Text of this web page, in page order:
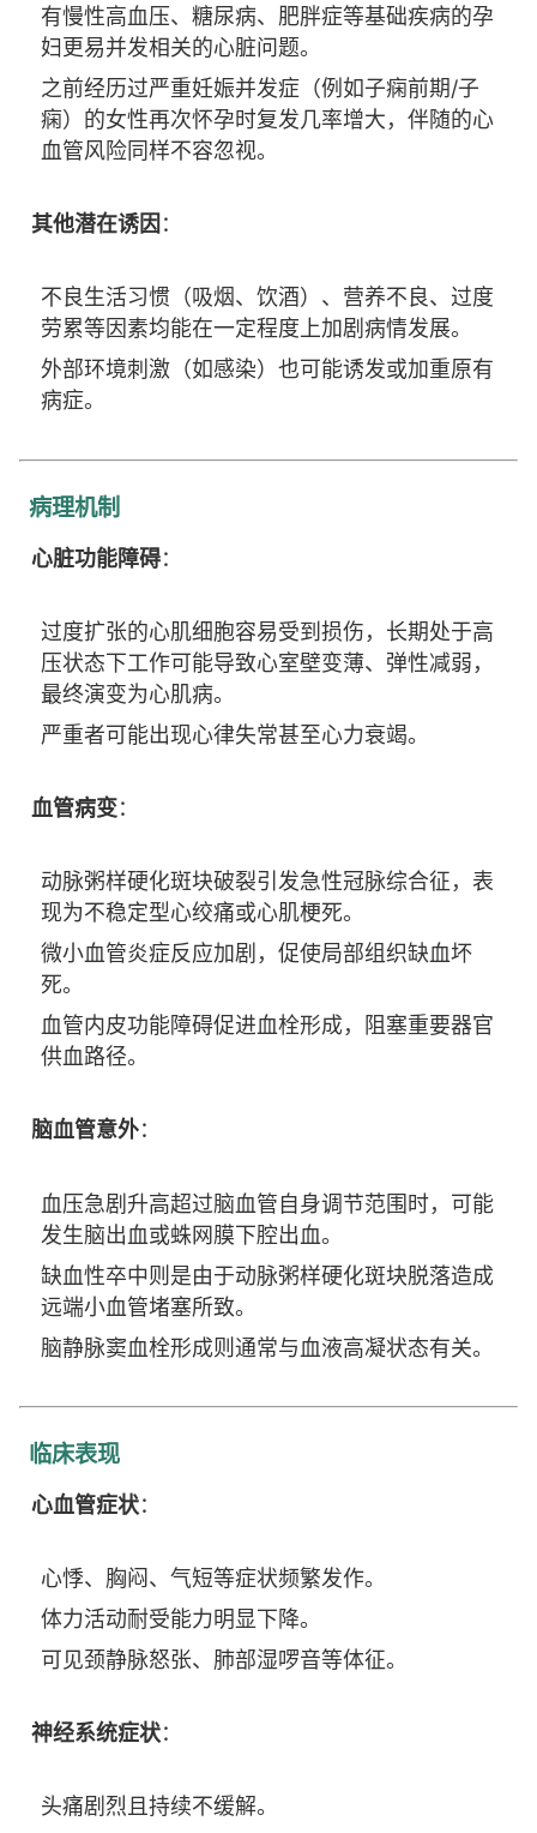
有慢性高血压、糖尿病、肥胖症等基础疾病的孕
妇更易并发相关的心脏问题。
之前经历过严重妊娠并发症（例如子痫前期/子
痫）的女性再次怀孕时复发几率增大，伴随的心
血管风险同样不容忽视。
其他潜在诱因 ：
不良生活习惯（吸烟、饮酒）、营养不良、过度
劳累等因素均能在一定程度上加剧病情发展。
外部环境刺激（如感染）也可能诱发或加重原有
病症。
病理机制
心脏功能障碍：
过度扩张的心肌细胞容易受到损伤，长期处于高
压状态下工作可能导致心室壁变薄、弹性减弱，
最终演变为心肌病。
严重者可能出现心律失常甚至心力衰竭。
血管病变：
动脉粥样硬化斑块破裂引发急性冠脉综合征，表
现为不稳定型心绞痛或心肌梗死。
微小血管炎症反应加剧，促使局部组织缺血坏
死。
血管内皮功能障碍促进血栓形成，阻塞重要器官
供血路径。
脑血管意外：
血压急剧升高超过脑血管自身调节范围时，可能
发生脑出血或蛛网膜下腔出血。
缺血性卒中则是由于动脉粥样硬化斑块脱落造成
远端小血管堵塞所致。
脑静脉窦血栓形成则通常与血液高凝状态有关。
临床表现
心血管症状：
心悸、胸闷、气短等症状频繁发作。
体力活动耐受能力明显下降。
可见颈静脉怒张、肺部湿啰音等体征。
神经系统症状：
头痛剧烈且持续不缓解。